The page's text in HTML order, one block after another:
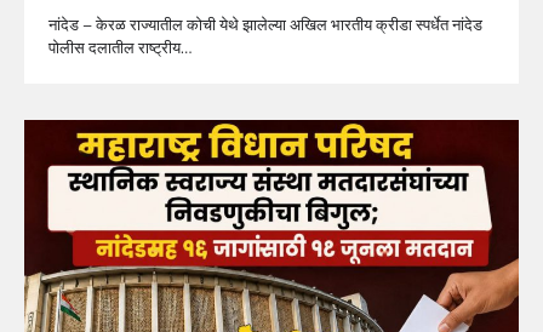
नांदेड – केरळ राज्यातील कोची येथे झालेल्या अखिल भारतीय क्रीडा स्पर्धेत नांदेड
पोलीस दलातील राष्ट्रीय…